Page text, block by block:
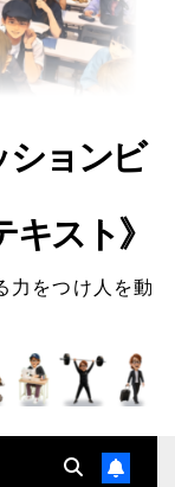
ションビ
スト》
力をつけ人を動